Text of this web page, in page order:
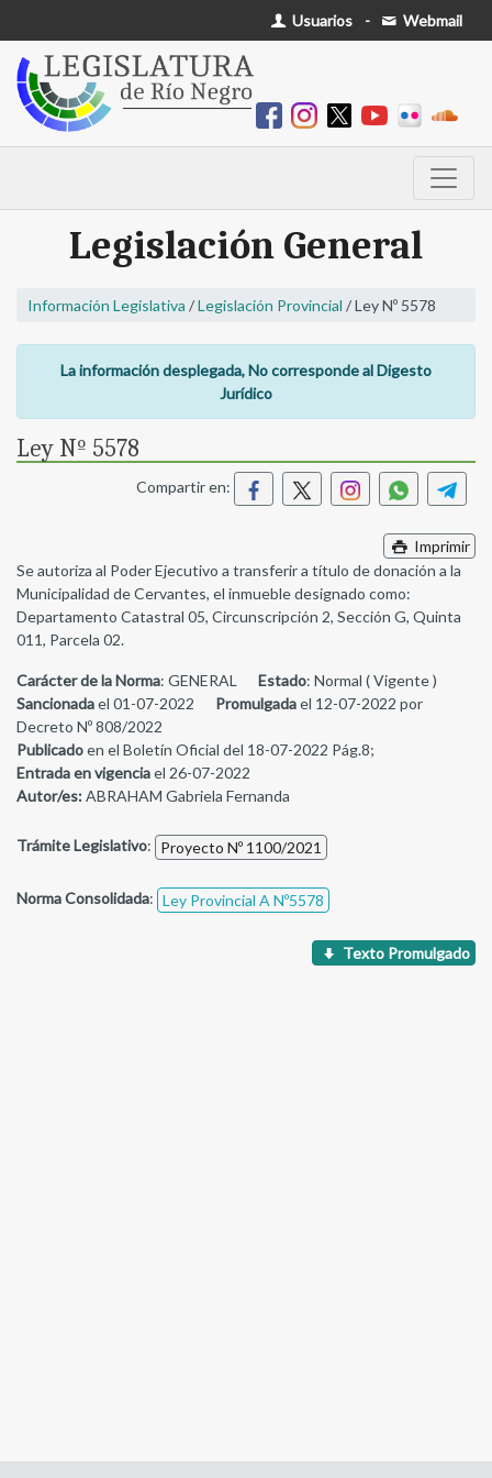
Usuarios - Webmail
Legislación General
Información Legislativa /Legislación Provincial / Ley Nº 5578
La información desplegada, No corresponde al Digesto
Jurídico
Ley Nº 5578
Compartir en:
Imprimir
Se autoriza al Poder Ejecutivo a transferir a título de donación a la
Municipalidad de Cervantes, el inmueble designado como:
Departamento Catastral 05, Circunscripción 2, Sección G, Quinta
011, Parcela 02.
Carácter de la Norma: GENERAL Estado: Normal ( Vigente )
Sancionadael 01-07-2022 Promulgadael 12-07-2022 por
Decreto Nº 808/2022
Publicadoen el Boletín Oficial del 18-07-2022 Pág.8;
Entrada en vigenciael 26-07-2022
Autor/es:ABRAHAM Gabriela Fernanda
Trámite Legislativo: Proyecto Nº 1100/2021
Norma Consolidada: Ley Provincial A Nº5578
Texto Promulgado